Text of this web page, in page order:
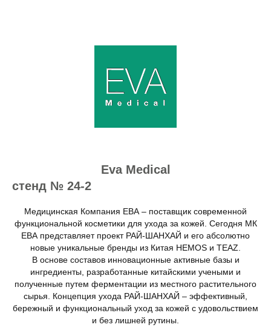
Eva Medical
стенд № 24-2
Медицинская Компания ЕВА – поставщик современной
функциональной косметики для ухода за кожей. Сегодня МК
ЕВА представляет проект РАЙ-ШАНХАЙ и его абсолютно
новые уникальные бренды из Китая HEMOS и TEAZ.
В основе составов инновационные активные базы и
ингредиенты, разработанные китайскими учеными и
полученные путем ферментации из местного растительного
сырья. Концепция ухода РАЙ-ШАНХАЙ – эффективный,
бережный и функциональный уход за кожей с удовольствием
и без лишней рутины.